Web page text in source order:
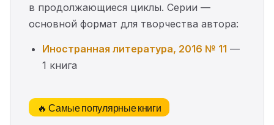
в продолжающиеся циклы. Серии —
основной формат для творчества автора:
Иностранная литература, 2016 № 11 —
1 книга
🔥 Самые популярные книги